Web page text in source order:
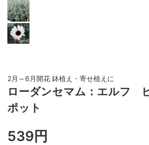
2月～6月開花 鉢植え・寄せ植えに
ローダンセマム：エルフ
ポット
539円